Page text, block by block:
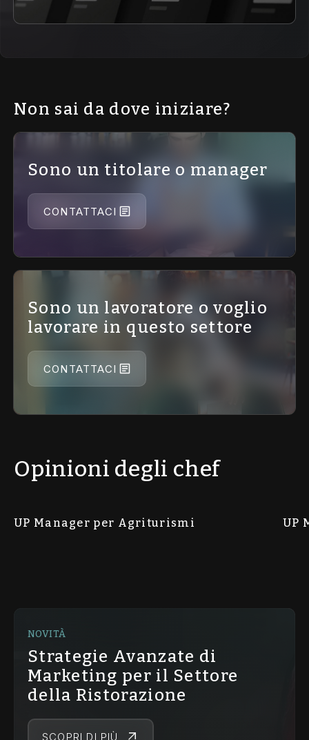
Non sai da dove iniziare?
Sono un titolare o manager
CONTATTACI
Sono un lavoratore o voglio
lavorare in questo settore
CONTATTACI
Opinioni degli chef
UP Manager per Agriturismi UP
NOVITÀ
Strategie Avanzate di
Marketing per il Settore
della Ristorazione
SCOPRI DI PIÙ